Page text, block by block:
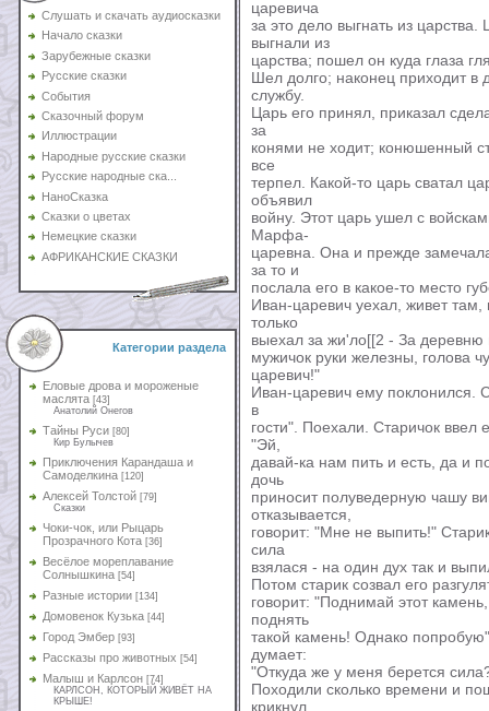
Слушать и скачать аудиосказки
Начало сказки
Зарубежные сказки
Русские сказки
События
Сказочный форум
Иллюстрации
Народные русские сказки
Русские народные ска...
НаноСказка
Сказки о цветах
Немецкие сказки
АФРИКАНСКИЕ СКАЗКИ
Категории раздела
Еловые дрова и мороженые
маслята [43]
Анатолий Онегов
Тайны Руси [80]
Кир Булычев
Приключения Карандаша и
Самоделкина [120]
Алексей Толстой [79]
Сказки
Чоки-чок, или Рыцарь
Прозрачного Кота [36]
Весёлое мореплавание
Солнышкина [54]
Разные истории [134]
Домовенок Кузька [44]
Город Эмбер [93]
Рассказы про животных [54]
Малыш и Карлсон [74]
КАРЛСОН, КОТОРЫЙ ЖИВЁТ НА
КРЫШЕ!
царевича
за это дело выгнать из
выгнали из
царства; пошел он куда глаза
Шел долго; наконец приходит в
службу.
Царь его принял, приказал
за
конями не ходит; конюшенный
все
терпел. Какой-то царь сватал
объявил
войну. Этот царь ушел с
Марфа-
царевна. Она и прежде
за то и
послала его в какое-то место
Иван-царевич уехал, живет
только
выехал за жи'ло[[2 - За деревню
мужичок руки железны, голова
царевич!"
Иван-царевич ему поклонился.
в
гости". Поехали. Старичок ввел
"Эй,
давай-ка нам пить и есть, да и
дочь
приносит полуведерную чашу
отказывается,
говорит: "Мне не выпить!"
сила
взялася - на один дух так и
Потом старик созвал его
говорит: "Поднимай этот
поднять
такой камень! Однако
думает:
"Откуда же у меня берется
Походили сколько времени и
крикнул